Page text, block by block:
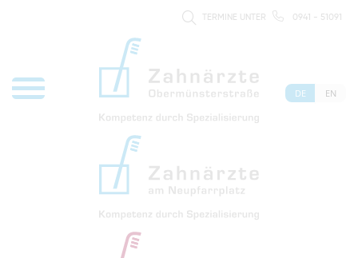
TERMINE UNTER 0941 - 51091
DE EN